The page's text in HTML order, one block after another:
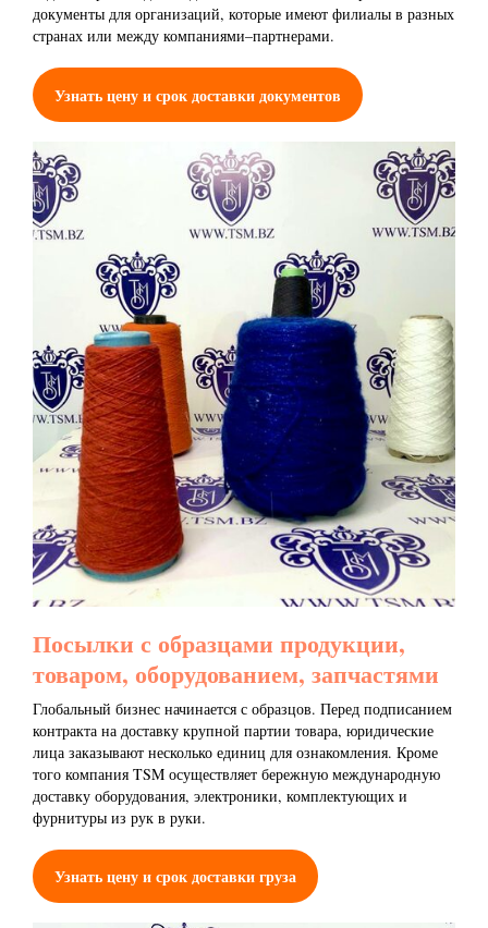
документы для организаций, которые имеют филиалы в разных
странах или между компаниями–партнерами.
Узнать цену и срок доставки документов
Посылки с образцами продукции,
товаром, оборудованием, запчастями
Глобальный бизнес начинается с образцов. Перед подписанием
контракта на доставку крупной партии товара, юридические
лица заказывают несколько единиц для ознакомления. Кроме
того компания TSM осуществляет бережную международную
доставку оборудования, электроники, комплектующих и
фурнитуры из рук в руки.
Узнать цену и срок доставки груза